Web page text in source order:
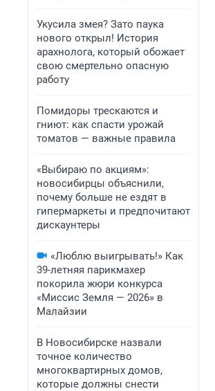
Укусила змея? Зато паука
нового открыл! История
арахнолога, который обожает
свою смертельно опасную
работу
Помидоры трескаются и
гниют: как спасти урожай
томатов — важные правила
«Выбираю по акциям»:
новосибирцы объяснили,
почему больше не ездят в
гипермаркеты и предпочитают
дискаунтеры
«Люблю выигрывать!» Как
39-летняя парикмахер
покорила жюри конкурса
«Миссис Земля — 2026» в
Малайзии
В Новосибирске назвали
точное количество
многоквартирных домов,
которые должны снести